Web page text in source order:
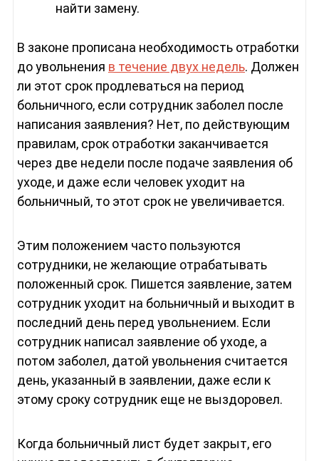
найти замену.
В законе прописана необходимость отработки
до увольнения в течение двух недель. Должен
ли этот срок продлеваться на период
больничного, если сотрудник заболел после
написания заявления? Нет, по действующим
правилам, срок отработки заканчивается
через две недели после подаче заявления об
уходе, и даже если человек уходит на
больничный, то этот срок не увеличивается.
Этим положением часто пользуются
сотрудники, не желающие отрабатывать
положенный срок. Пишется заявление, затем
сотрудник уходит на больничный и выходит в
последний день перед увольнением. Если
сотрудник написал заявление об уходе, а
потом заболел, датой увольнения считается
день, указанный в заявлении, даже если к
этому сроку сотрудник еще не выздоровел.
Когда больничный лист будет закрыт, его